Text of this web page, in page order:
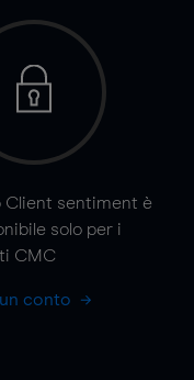
Client sentiment è
solo per i
CMC
conto